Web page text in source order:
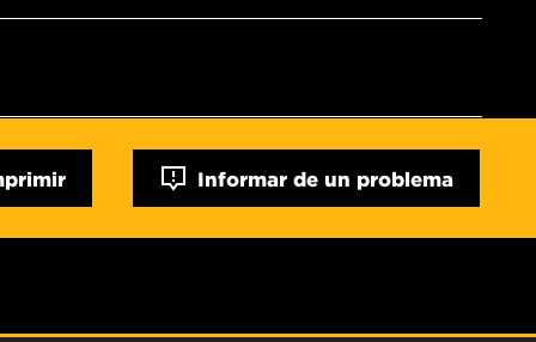
Informar de un problema